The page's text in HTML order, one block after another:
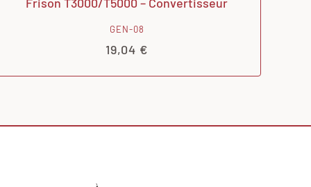
GEN-08
19,04 €